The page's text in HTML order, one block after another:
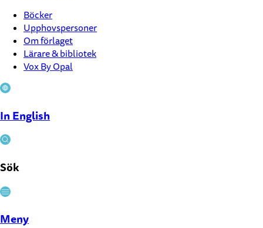
Böcker
Upphovspersoner
Om förlaget
Lärare & bibliotek
Vox By Opal
In English
Sök
Stäng
Meny